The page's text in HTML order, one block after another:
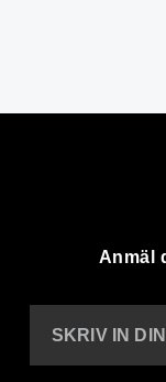
Anmäl
SKRIV IN